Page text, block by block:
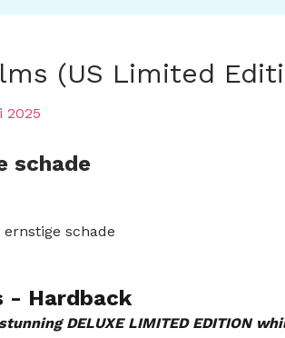
(US Limited
2025
schade
schade
- Hardback
DELUXE LIMITED EDITION